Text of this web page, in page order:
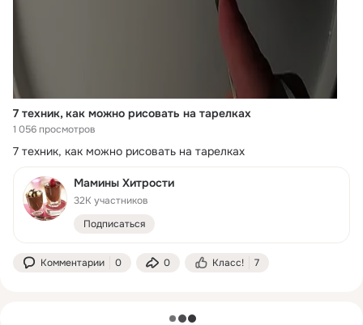
7 техник, как можно рисовать на тарелках
1 056 просмотров
7 техник, как можно рисовать на тарелках
Мамины Хитрости
32K участников
Подписаться
Комментарии 0 0 Класс! 7